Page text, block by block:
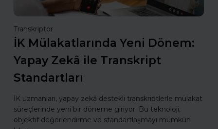
Transkriptor
İK Mülakatlarında Yeni Dönem:
Yapay Zekâ ile Transkript
Standartları
İK uzmanları, yapay zekâ destekli transkriptlerle mülakat
süreçlerinde yeni bir döneme giriyor. Bu teknoloji,
objektif değerlendirme ve standartlaşmayı mümkün